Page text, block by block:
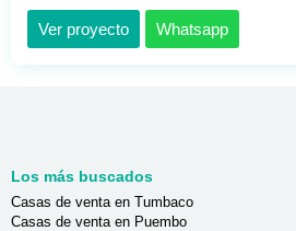
Ver proyecto Whatsapp
Los más buscados
Casas de venta en Tumbaco
Casas de venta en Puembo